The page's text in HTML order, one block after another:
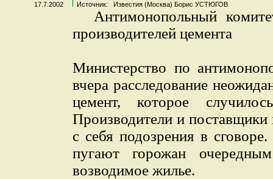
17.7.2002 Источник: Известия (Москва) Борис УСТЮГОВ
Антимонопольный
производителей цемента
Министерство по
вчера расследование
цемент, которое
Производители и поставщики
с себя подозрения в
пугают горожан
возводимое жилье.